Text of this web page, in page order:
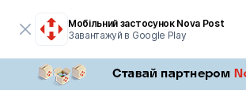
Мобільний застосунок Nova Post
Завантажуй в Google Play